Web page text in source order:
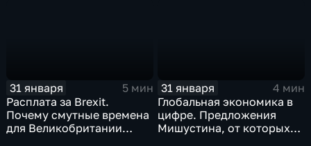
31 января
5 мин
Расплата за Brexit.
Почему смутные времена
для Великобритании
31 января
4 мин
Глобальная экономика в
цифре. Предложения
Мишустина, от которых